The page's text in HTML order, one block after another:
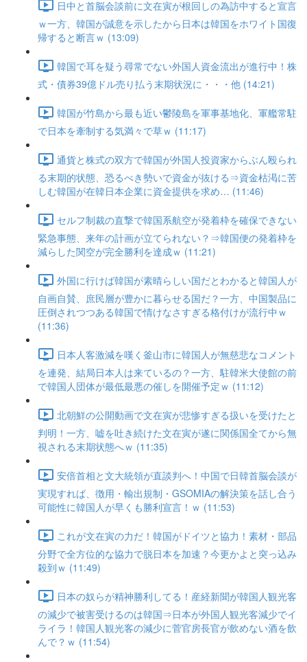
日中と首脳会談前に文在寅が根回しの為訪中すると宣言
ｗ一方、韓国が誠意を示したから日本は韓国をホワイト国復
帰すると断言ｗ (13:09)
韓国で耳を疑う尋常でない外国人資金流出が進行中！株
式・債券39億ドル売り払う末期状況に・・・他 (14:21)
韓国が竹島から最も近い鬱陵島を軍事基地化、軍艦常駐
で日本を牽制する気満々で草ｗ (11:17)
通貨と株式の双方で韓国が外国人投資家からぶん殴られ
る末期的状態、恐るべき勢いで資金が抜ける⇒資金枯渇に苦
しむ韓国が在韓日本企業に資金提供を求め… (11:46)
セルフ制裁の直撃で韓国系航空が発着枠を確保できない
緊急事態、来年の計画が立てられない？⇒韓国便の発着枠を
減らした関空が完全勝利を達成ｗ (11:21)
外国に行けば韓国が素晴らしい国だとわかると韓国人が
自画自賛、庶民層が豊かに暮らせる国だ？一方、中国製品に
圧倒されつつある韓国で情けなさすぎる格付けが流行中ｗ
(11:36)
日本人客激減を嘆く釜山市に韓国人が無慈悲なコメント
を連発、結局日本人は来ているの？一方、駐韓米大使館の前
で韓国人団体が最低最悪の催しを開催予定ｗ (11:12)
北朝鮮の公開動画で文在寅が悲惨すぎる扱いを受けたと
判明！一方、嘘を吐き続けた文在寅が遂に関係国全てから無
視される末期状態へｗ (11:35)
安倍首相と文大統領が直談判へ！中国で日韓首脳会談が
実現すれば、徴用・輸出規制・GSOMIAの解決策を話し合う
可能性に韓国人が早くも勝利宣言！ｗ (11:53)
これが文在寅の力だ！韓国がドイツと協力！素材・部品
分野で全方位的な協力で脱日本を加速？今更かよと突っ込み
殺到ｗ (11:49)
日本の奴らが精神勝利してる！産経新聞が韓国人観光客
の減少で被害受けるのは韓国⇒日本が外国人観光客減少でイ
ライラ！韓国人観光客の減少に菅官房長官が飲めない酒を飲
んで？ｗ (11:54)